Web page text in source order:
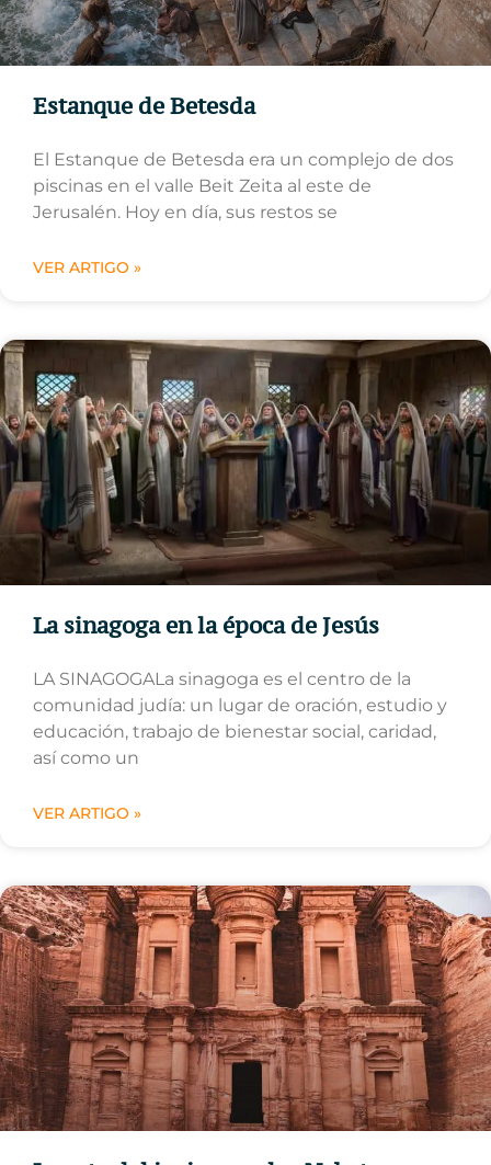
Estanque de Betesda
El Estanque de Betesda era un complejo de dos
piscinas en el valle Beit Zeita al este de
Jerusalén. Hoy en día, sus restos se
VER ARTIGO »
La sinagoga en la época de Jesús
LA SINAGOGALa sinagoga es el centro de la
comunidad judía: un lugar de oración, estudio y
educación, trabajo de bienestar social, caridad,
así como un
VER ARTIGO »